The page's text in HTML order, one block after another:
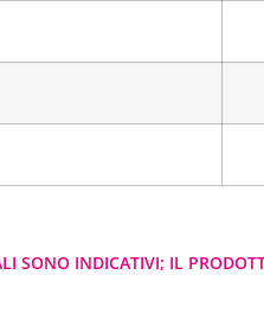
SONO INDICATIVI; IL